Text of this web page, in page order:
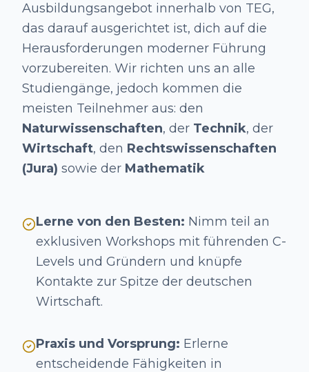
Ausbildungsangebot innerhalb von TEG,
das darauf ausgerichtet ist, dich auf die
Herausforderungen moderner Führung
vorzubereiten. Wir richten uns an alle
Studiengänge, jedoch kommen die
meisten Teilnehmer aus: den
Naturwissenschaften, der Technik, der
Wirtschaft, den Rechtswissenschaften
(Jura) sowie der Mathematik
Lerne von den Besten: Nimm teil an
exklusiven Workshops mit führenden C-
Levels und Gründern und knüpfe
Kontakte zur Spitze der deutschen
Wirtschaft.
Praxis und Vorsprung: Erlerne
entscheidende Fähigkeiten in